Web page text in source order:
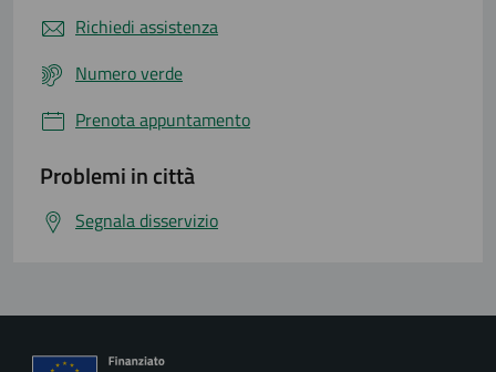
Richiedi assistenza
Numero verde
Prenota appuntamento
Problemi in città
Segnala disservizio